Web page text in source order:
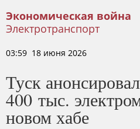
Экономическая война
Электротранспорт
03:59 18 июня 2026
Туск
400 тыс.
новом хабе